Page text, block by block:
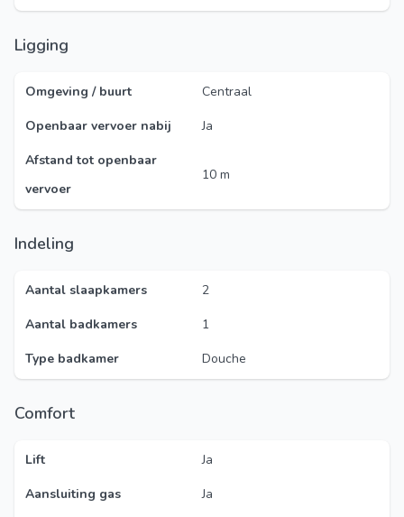
Ligging
Omgeving / buurt
Centraal
Openbaar vervoer nabij
Ja
Afstand tot openbaar
vervoer
10 m
Indeling
Aantal slaapkamers
2
Aantal badkamers
1
Type badkamer
Douche
Comfort
Lift
Ja
Aansluiting gas
Ja